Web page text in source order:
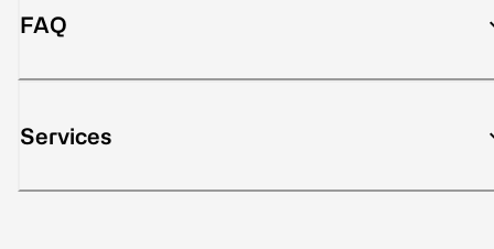
FAQ
Services